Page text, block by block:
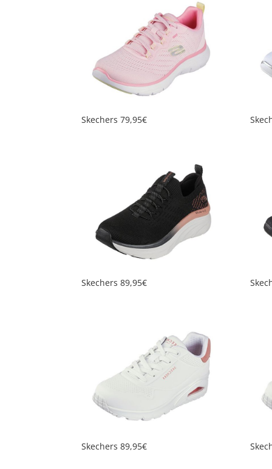
Skechers 79,95€
Skechers 89,95€
Skechers 89,95€